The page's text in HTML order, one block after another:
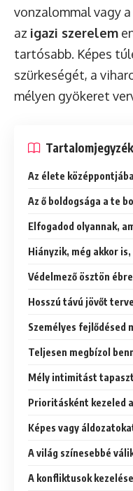
vonzalommal vagy
az igazi szerelem
tartósabb. Képes
szürkeségét, a
mélyen gyökeret
Tartalomjegyzék
Az élete
Az ő boldogsága a te
Elfogadod olyannak,
Hiányzik, még akkor
Védelmező ösztön
Hosszú távú jövőt
Személyes fejlődésed
Teljesen megbízol
Mély intimitást
Prioritásként kezeled
Képes vagy
A világ színesebbé
A konfliktusok